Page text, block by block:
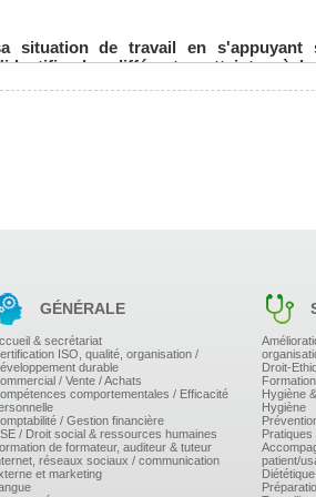
situation de travail en s'appuyant
les différentes atteintes à la
de l'activité de travail réel
de provoquer les atteintes à la santé.
du risque dans son entreprise
travail
GÉNÉRALE
& secrétariat
ISO, qualité, organisation /
durable
/ Vente / Achats
comportementales / Efficacité
/ Gestion financière
/ Droit social & ressources humaines
de formateur, auditeur & tuteur
réseaux sociaux / communication
et marketing
Droit-
Hygiène
Hygiène
Pratiques
patient/